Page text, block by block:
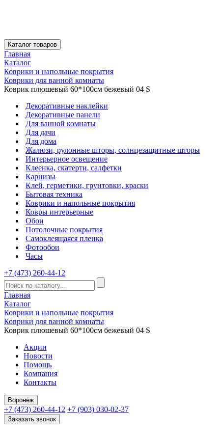
Каталог товаров
Главная
Каталог
Коврики и напольные покрытия
Коврики для ванной комнаты
Коврик плюшевый 60*100см бежевый 04 S
Декоративные наклейки
Декоративные панели
Для ванной комнаты
Для дачи
Для дома
Жалюзи, рулонные шторы, солнцезащитные шторы
Интерьерное освещение
Клеенка, скатерти, салфетки
Карнизы
Клей, герметики, грунтовки, краски
Бытовая техника
Коврики и напольные покрытия
Ковры интерьерные
Обои
Потолочные покрытия
Самоклеящаяся пленка
Фотообои
Часы
+7 (473) 260-44-12
Главная
Каталог
Коврики и напольные покрытия
Коврики для ванной комнаты
Коврик плюшевый 60*100см бежевый 04 S
Акции
Новости
Помощь
Компания
Контакты
Воронеж
+7 (473) 260-44-12 +7 (903) 030-02-37
Заказать звонок